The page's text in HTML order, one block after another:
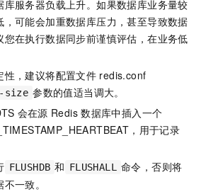
库服务器负载上升。如果数据库业务量较
，可能会加重数据库压力，甚至导致数据
您在执行数据同步前谨慎评估，在业务低
性，建议将配置文件 redis.conf
size 参数的值适当调大。
会在源 Redis 数据库中插入一个
，用于记录
FLUSHDB 和 FLUSHALL 命令，否则将
一致。